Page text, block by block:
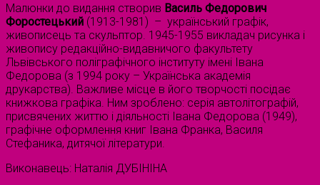
Малюнки до видання створив Василь Федорович
Форостецький (1913-1981) – український графік,
живописець та скульптор. 1945-1955 викладач рисунка і
живопису редакційно-видавничого факультету
Львівського поліграфічного інституту імені Івана
Федорова (з 1994 року – Українська академія
друкарства). Важливе місце в його творчості посідає
книжкова графіка. Ним зроблено: серія автолітографій,
присвячених життю і діяльності Івана Федорова (1949),
графічне оформлення книг Івана Франка, Василя
Стефаника, дитячої літератури.
Виконавець: Наталія ДУБІНІНА